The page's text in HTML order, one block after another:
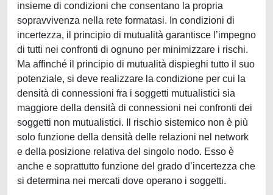
insieme di condizioni che consentano la propria
sopravvivenza nella rete formatasi. In condizioni di
incertezza, il principio di mutualità garantisce l’impegno
di tutti nei confronti di ognuno per minimizzare i rischi.
Ma affinché il principio di mutualità dispieghi tutto il suo
potenziale, si deve realizzare la condizione per cui la
densità di connessioni fra i soggetti mutualistici sia
maggiore della densità di connessioni nei confronti dei
soggetti non mutualistici. Il rischio sistemico non è più
solo funzione della densità delle relazioni nel network
e della posizione relativa del singolo nodo. Esso è
anche e soprattutto funzione del grado d’incertezza che
si determina nei mercati dove operano i soggetti.